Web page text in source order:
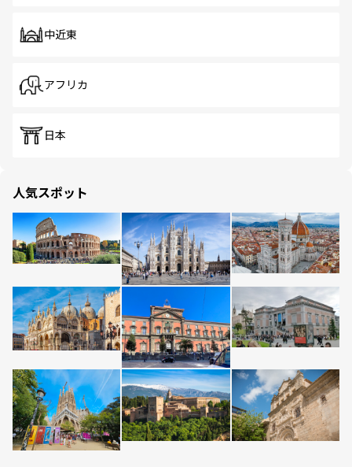
中近東
アフリカ
日本
人気スポット